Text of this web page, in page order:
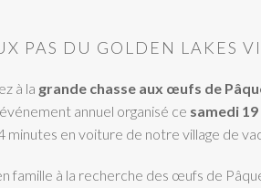
PAS DU GOLDEN LAKES
à la grande chasse aux œufs de
annuel organisé ce samedi
minutes en voiture de notre village de
famille à la recherche des œufs de